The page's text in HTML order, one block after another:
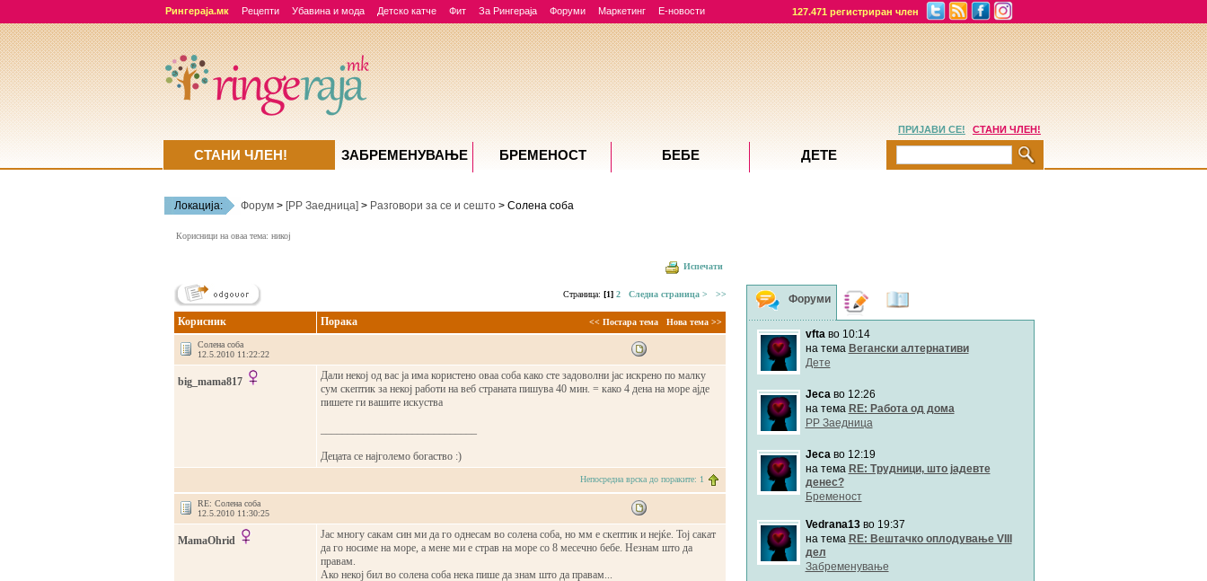
Рингераја.мк Рецепти Убавина и мода Детско катче Фит За Рингераја Форуми Маркетинг Е-новости 127.471 регистриран член
Локација: Форум> [РР Заедница] > Разговори за се и сешто> Солена соба
Корисници на оваа тема: никој
Испечати
Страница: [1] 2 Следна страница > >>
Корисник Порака << Постара тема Нова тема >>
Солена соба
12.5.2010 11:22:22
big_mama817
Дали некој од вас ја има користено оваа соба како сте задоволни јас искрено по малку
сум скептик за некој работи на веб страната пишува 40 мин. = како 4 дена на море ајде
пишете ги вашите искуства
Децата се најголемо богаство :)
Непосредна врска до пораките: 1
RE: Солена соба
12.5.2010 11:30:25
MamaOhrid
Јас многу сакам син ми да го однесам во солена соба, но мм е скептик и нејќе. Тој сакат
да го носиме на море, а мене ми е страв на море со 8 месечно бебе. Незнам што да
правам.
Ако некој бил во солена соба нека пише да знам што да правам...
Форуми Дневници
vftaво 10:14
на тема Вегански алтернативи
Дете
Jecaво 12:26
на тема RE: Работа од дома
РР Заедница
Jecaво 12:19
на тема RE: Трудници, што јадевте
денес?
Бременост
Vedrana13во 19:37
на тема RE: Вештачко оплодување VIII
дел
Забременување
ПРИЈАВИ СЕ! СТАНИ ЧЛЕН!
СТАНИ ЧЛЕН! ЗАБРЕМЕНУВАЊE БРЕМЕНОСТ БЕБЕ ДЕТЕ